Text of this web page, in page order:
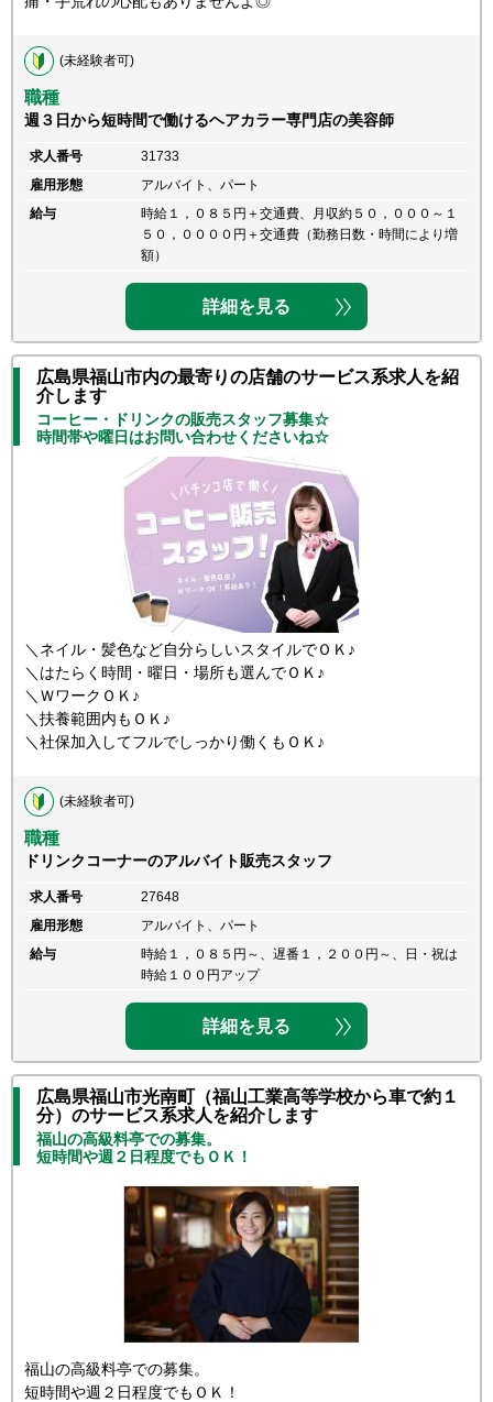
(未経験者可)
職種
週３日から短時間で働けるヘアカラー専門店の美容師
求人番号
31733
雇用形態
アルバイト、パート
給与
時給１，０８５円＋交通費、月収約５０，０００～１
５０，００００円＋交通費（勤務日数・時間により増
額）
詳細を見る
広島県福山市内の最寄りの店舗のサービス系求人を紹
介します
コーヒー・ドリンクの販売スタッフ募集☆
時間帯や曜日はお問い合わせくださいね☆
＼ネイル・髪色など自分らしいスタイルでＯＫ♪
＼はたらく時間・曜日・場所も選んでＯＫ♪
＼ＷワークＯＫ♪
＼扶養範囲内もＯＫ♪
＼社保加入してフルでしっかり働くもＯＫ♪
(未経験者可)
職種
ドリンクコーナーのアルバイト販売スタッフ
求人番号
27648
雇用形態
アルバイト、パート
給与
時給１，０８５円～、遅番１，２００円～、日・祝は
時給１００円アップ
詳細を見る
広島県福山市光南町（福山工業高等学校から車で約１
分）のサービス系求人を紹介します
福山の高級料亭での募集。
短時間や週２日程度でもＯＫ！
福山の高級料亭での募集。
短時間や週２日程度でもＯＫ！